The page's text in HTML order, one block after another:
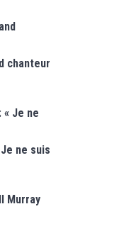
chanteur
ne suis